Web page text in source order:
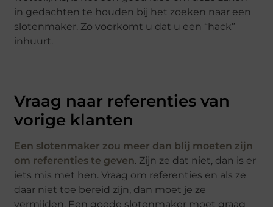
in gedachten te houden bij het zoeken naar een
slotenmaker. Zo voorkomt u dat u een “hack”
inhuurt.
Vraag naar referenties van
vorige klanten
Een slotenmaker zou meer dan blij moeten zijn
om referenties te geven. Zijn ze dat niet, dan is er
iets mis met hen. Vraag om referenties en als ze
daar niet toe bereid zijn, dan moet je ze
vermijden. Een goede slotenmaker moet graag